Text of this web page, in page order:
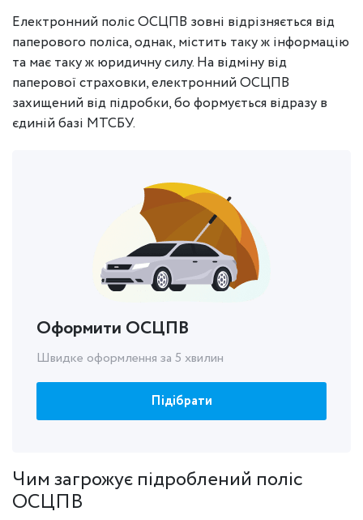
Електронний поліс ОСЦПВ зовні відрізняється від
паперового поліса, однак, містить таку ж інформацію
та має таку ж юридичну силу. На відміну від
паперової страховки, електронний ОСЦПВ
захищений від підробки, бо формується відразу в
єдиній базі МТСБУ.
Оформити ОСЦПВ
Швидке оформлення за 5 хвилин
Підібрати
Чим загрожує підроблений поліс
ОСЦПВ